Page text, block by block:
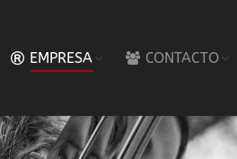
EMPRESA CONTACTO